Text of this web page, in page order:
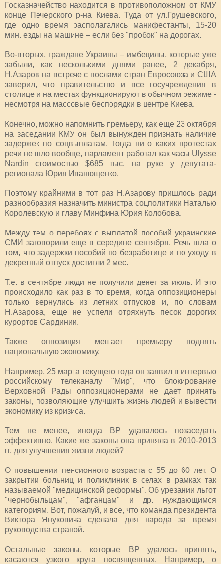
Госказначейство находится в противоположном от КМУ
конце Печерского р-на Киева. Туда от ул.Грушевского,
где одно время располагались манифестанты, 15-20
мин. езды на машине – если без "пробок" на дорогах.
Во-вторых, граждане Украины – имбецилы, которые уже
забыли, как несколькими днями ранее, 2 декабря,
Н.Азаров на встрече с послами стран Евросоюза и США
заверил, что правительство и все госучреждения в
столице и на местах функционируют в обычном режиме -
несмотря на массовые беспорядки в центре Киева.
Конечно, можно напомнить премьеру, как еще 23 октября
на заседании КМУ он был вынужден признать наличие
задержек по соцвыплатам. Тогда ни о каких протестах
речи не шло вообще, парламент работал как часы Ulysse
Nardin стоимостью $685 тыс. на руке у депутата-
регионала Юрия Иванющенко.
Поэтому крайними в тот раз Н.Азарову пришлось ради
разнообразия назначить министра соцполитики Наталью
Королевскую и главу Минфина Юрия Колобова.
Между тем о перебоях с выплатой пособий украинские
СМИ заговорили еще в середине сентября. Речь шла о
том, что задержки пособий по безработице и по уходу в
декретный отпуск достигли 2 мес.
Т.е. в сентябре люди не получили денег за июль. И это
происходило как раз в то время, когда оппозиционеры
только вернулись из летних отпусков и, по словам
Н.Азарова, еще не успели отряхнуть песок дорогих
курортов Сардинии.
Также оппозиция мешает премьеру поднять
национальную экономику.
Например, 25 марта текущего года он заявил в интервью
российскому телеканалу "Мир", что блокирование
Верховной Рады оппозиционерами не дает принять
законы, позволяющие улучшить жизнь людей и вывести
экономику из кризиса.
Тем не менее, иногда ВР удавалось позаседать
эффективно. Какие же законы она приняла в 2010-2013
гг. для улучшения жизни людей?
О повышении пенсионного возраста с 55 до 60 лет. О
закрытии больниц и поликлиник в селах в рамках так
называемой "медицинской реформы". Об урезании льгот
"чернобыльцам", "афганцам" и др. нуждающимся
категориям. Вот, пожалуй, и все, что команда президента
Виктора Януковича сделала для народа за время
руководства страной.
Остальные законы, которые ВР удалось принять,
касаются узкого круга посвященных. Например, о